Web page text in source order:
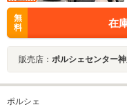
無
料
在
販売店： ポルシェセンター
ポルシェ